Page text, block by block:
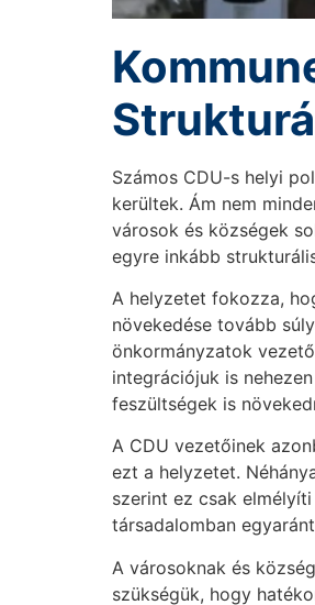
Számos CDU-s helyi
kerültek. Ám nem
városok és községek
egyre inkább
A helyzetet fokozza,
növekedése tovább
önkormányzatok
integrációjuk is
feszültségek is
A CDU vezetőinek
ezt a helyzetet.
szerint ez csak
társadalomban
A városoknak és
szükségük, hogy